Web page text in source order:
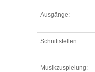
Ausgänge:
Schnittstellen:
Musikzuspielung: